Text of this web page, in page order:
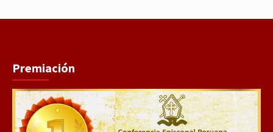
Premiación